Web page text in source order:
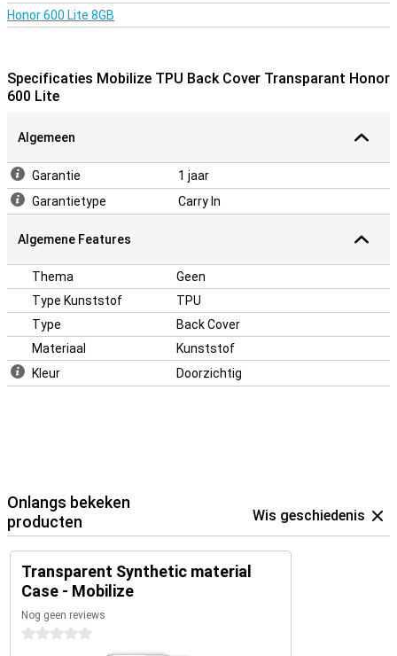
Honor 600 Lite 8GB
Specificaties Mobilize TPU Back Cover Transparant Honor
600 Lite
Algemeen
Garantie
1 jaar
Garantietype
Carry In
Algemene Features
Thema
Geen
Type Kunststof
TPU
Type
Back Cover
Materiaal
Kunststof
Kleur
Doorzichtig
Onlangs bekeken
producten
Wis geschiedenis
Transparent Synthetic material
Case - Mobilize
Nog geen reviews
0 sterren